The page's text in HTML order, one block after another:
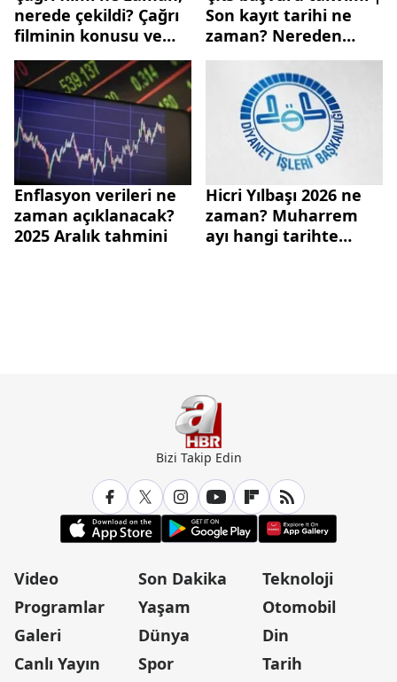
nerede çekildi? Çağrı
filminin konusu ve
oyuncuları
Son kayıt tarihi ne
zaman? Nereden
yapılır?
Enflasyon verileri ne
zaman açıklanacak?
2025 Aralık tahmini
Hicri Yılbaşı 2026 ne
zaman? Muharrem
ayı hangi tarihte
Bizi Takip Edin
Video
Programlar
Galeri
Canlı Yayın
Son Dakika
Yaşam
Dünya
Spor
Teknoloji
Otomobil
Din
Tarih